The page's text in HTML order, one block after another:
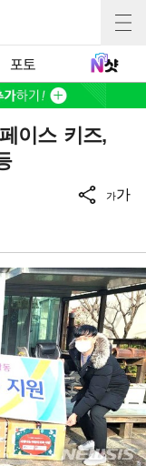
포토
이스 키즈,
가가